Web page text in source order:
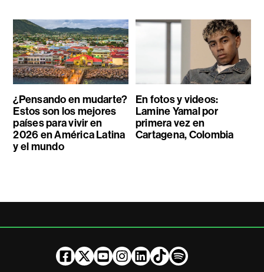
¿Pensando en mudarte?
Estos son los mejores
países para vivir en
2026 en América Latina
y el mundo
En fotos y videos:
Lamine Yamal por
primera vez en
Cartagena, Colombia